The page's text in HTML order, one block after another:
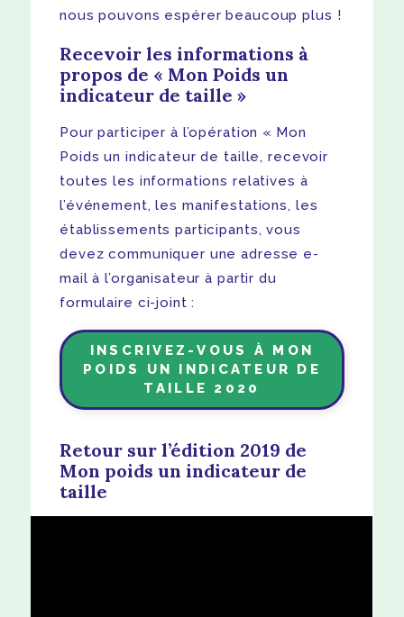
nous pouvons espérer beaucoup plus !
Recevoir les informations à
propos de « Mon Poids un
indicateur de taille »
Pour participer à l’opération « Mon
Poids un indicateur de taille, recevoir
toutes les informations relatives à
l’événement, les manifestations, les
établissements participants, vous
devez communiquer une adresse e-
mail à l’organisateur à partir du
formulaire ci-joint :
INSCRIVEZ-VOUS À MON
POIDS UN INDICATEUR DE
TAILLE 2020
Retour sur l’édition 2019 de
Mon poids un indicateur de
taille